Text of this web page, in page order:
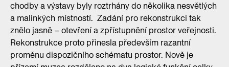
chodby a výstavy byly roztrhány do několika nesvětlých
a malinkých místností. Zadání pro rekonstrukci tak
znělo jasně – otevření a zpřístupnění prostor veřejnosti.
Rekonstrukce proto přinesla především razantní
proměnu dispozičního schématu prostor. Nově je